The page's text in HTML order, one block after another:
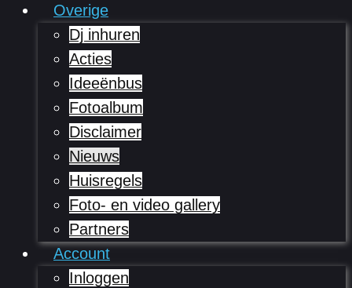
Overige
Dj inhuren
Acties
Ideeënbus
Fotoalbum
Disclaimer
Nieuws
Huisregels
Foto- en video gallery
Partners
Account
Inloggen